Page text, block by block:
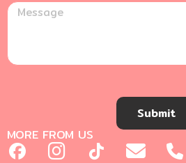
Submit
MORE FROM US